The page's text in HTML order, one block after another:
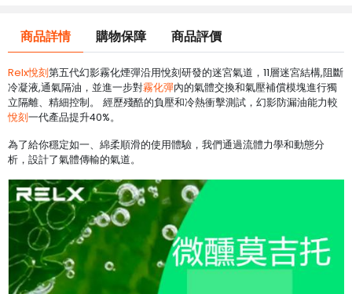
商品詳情 購物保障 商品評價
Relx悅刻第五代幻影霧化煙彈沿用悅刻研發的迷宮氣道，11層迷宮結構,阻斷
冷凝液,通氣隔油，並進一步對霧化彈內的氣體交換和氣壓補償模塊進行獨
立隔離、精細控制。 經歷殘酷的負壓和冷熱衝擊測試，幻影防漏油能力較
悅刻一代產品提升40%。
為了給你穩定如一、綿柔順滑的使用體驗，我們通過流體力學和動態分
析，設計了氣體傳輸的氣道。